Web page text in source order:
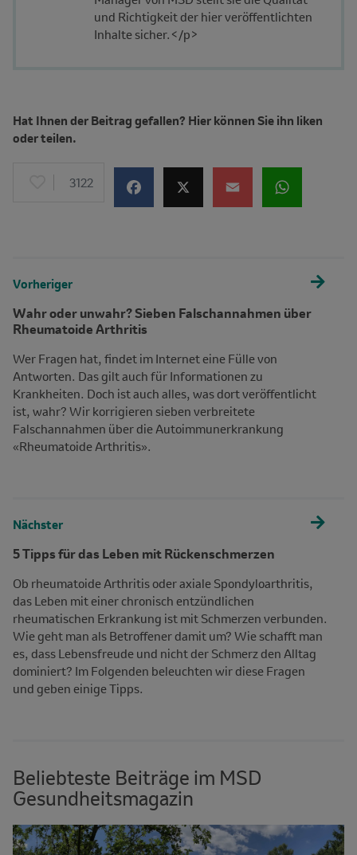
und Richtigkeit der hier veröffentlichten
Inhalte sicher.</p>
Hat Ihnen der Beitrag gefallen? Hier können Sie ihn liken
oder teilen.
3122
Vorheriger
Wahr oder unwahr? Sieben Falschannahmen über
Rheumatoide Arthritis
Wer Fragen hat, findet im Internet eine Fülle von
Antworten. Das gilt auch für Informationen zu
Krankheiten. Doch ist auch alles, was dort veröffentlicht
ist, wahr? Wir korrigieren sieben verbreitete
Falschannahmen über die Autoimmunerkrankung
«Rheumatoide Arthritis».
Nächster
5 Tipps für das Leben mit Rückenschmerzen
Ob rheumatoide Arthritis oder axiale Spondyloarthritis,
das Leben mit einer chronisch entzündlichen
rheumatischen Erkrankung ist mit Schmerzen verbunden.
Wie geht man als Betroffener damit um? Wie schafft man
es, dass Lebensfreude und nicht der Schmerz den Alltag
dominiert? Im Folgenden beleuchten wir diese Fragen
und geben einige Tipps.
Beliebteste Beiträge im MSD
Gesundheitsmagazin